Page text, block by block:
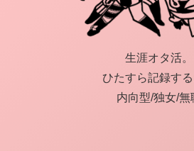
生涯オタ活。
ひたすら記録す
内向型/独女/無